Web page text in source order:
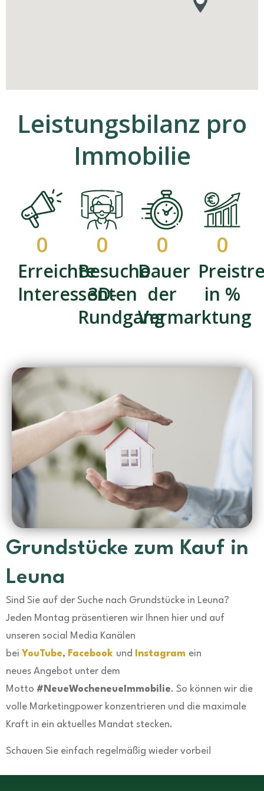
Leistungsbilanz pro
Immobilie
0
Erreichte
Interessenten
0
Besuche
3D-
Rundgang
0
Dauer
der
Vermarktung
0
in %
Grundstücke zum Kauf in
Leuna
Sind Sie auf der Suche nach Grundstücke in Leuna?
Jeden Montag präsentieren wir Ihnen hier und auf
unseren social Media Kanälen
bei YouTube, Facebook und Instagram ein
neues Angebot unter dem
Motto #NeueWocheneueImmobilie. So können wir die
volle Marketingpower konzentrieren und die maximale
Kraft in ein aktuelles Mandat stecken.
Schauen Sie einfach regelmäßig wieder vorbei!